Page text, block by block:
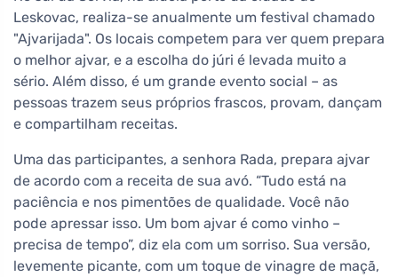
Leskovac, realiza-se anualmente um festival chamado
"Ajvarijada". Os locais competem para ver quem prepara
o melhor ajvar, e a escolha do júri é levada muito a
sério. Além disso, é um grande evento social – as
pessoas trazem seus próprios frascos, provam, dançam
e compartilham receitas.
Uma das participantes, a senhora Rada, prepara ajvar
de acordo com a receita de sua avó. “Tudo está na
paciência e nos pimentões de qualidade. Você não
pode apressar isso. Um bom ajvar é como vinho –
precisa de tempo”, diz ela com um sorriso. Sua versão,
levemente picante, com um toque de vinagre de maçã,